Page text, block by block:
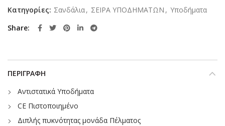
Κατηγορίες: Σανδάλια, ΣΕΙΡΑ ΥΠΟΔΗΜΑΤΩΝ , Υποδήματα
Share
ΠΕΡΙΓΡΑΦΉ
Αντιστατικά Υποδήματα
CE Πιστοποιημένο
Διπλής πυκνότητας μονάδα Πέλματος